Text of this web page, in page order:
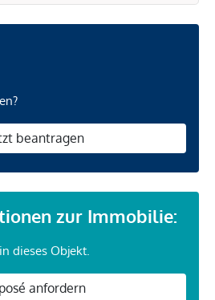
beantragen
zur Immobilie:
dieses Objekt.
anfordern